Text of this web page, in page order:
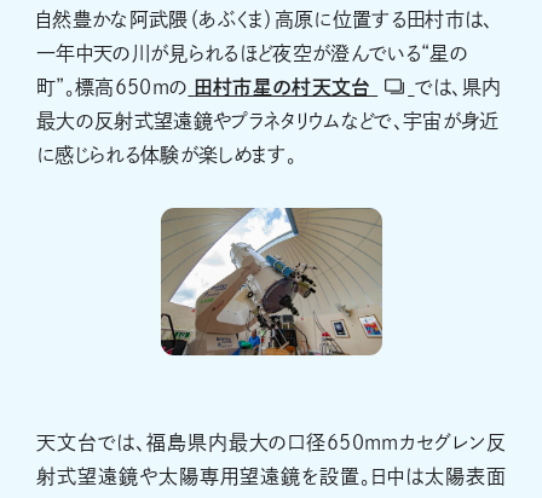
自然豊かな阿武隈（あぶくま）高原に位置する田村市は、
一年中天の川が見られるほど夜空が澄んでいる“星の
町”。標高650mの 田村市星の村天文台
では、県内
最大の反射式望遠鏡やプラネタリウムなどで、宇宙が身近
に感じられる体験が楽しめます。
天文台では、福島県内最大の口径650mmカセグレン反
射式望遠鏡や太陽専用望遠鏡を設置。日中は太陽表面